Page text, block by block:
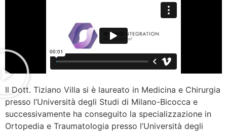
Il Dott. Tiziano Villa si è laureato in Medicina e Chirurgia
presso l’Università degli Studi di Milano-Bicocca e
successivamente ha conseguito la specializzazione in
Ortopedia e Traumatologia presso l’Università degli